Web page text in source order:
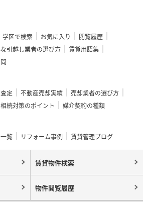
学区で検索 お気に入り
閲覧履歴
引越し業者の選び方
賃貸用語集
定 不動産売却実績
売却業者の選び方
相続対策のポイント 媒介契約の種類
覧 リフォーム事例 賃貸管理ブログ
賃貸物件検索
物件閲覧履歴